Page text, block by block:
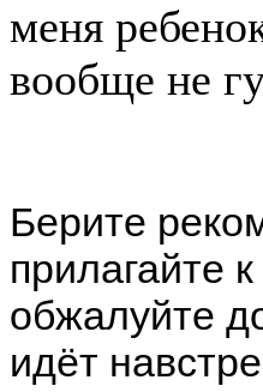
меня
вообще не
Берите
прилагайте
обжалуйте
идёт